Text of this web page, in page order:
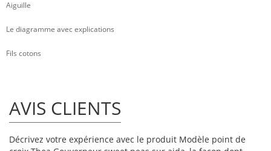
Aiguille
Le diagramme avec explications
Fils cotons
AVIS CLIENTS
Décrivez votre expérience avec le produit Modèle point de